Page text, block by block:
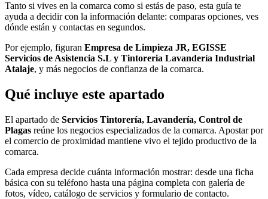
Tanto si vives en la comarca como si estás de paso, esta guía te
ayuda a decidir con la información delante: comparas opciones, ves
dónde están y contactas en segundos.
Por ejemplo, figuran Empresa de Limpieza JR, EGISSE
Servicios de Asistencia S.L y Tintoreria Lavandería Industrial
Atalaje, y más negocios de confianza de la comarca.
Qué incluye este apartado
El apartado de Servicios Tintorería, Lavandería, Control de
Plagas reúne los negocios especializados de la comarca. Apostar por
el comercio de proximidad mantiene vivo el tejido productivo de la
comarca.
Cada empresa decide cuánta información mostrar: desde una ficha
básica con su teléfono hasta una página completa con galería de
fotos, vídeo, catálogo de servicios y formulario de contacto.